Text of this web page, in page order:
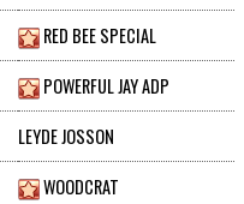
RED BEE SPECIAL
POWERFUL JAY ADP
LEYDE JOSSON
WOODCRAT